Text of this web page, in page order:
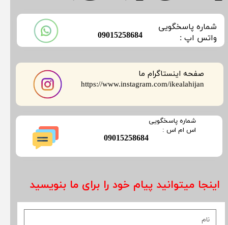
صفحه اینستاگرام ما
​​​​​​​https://www.instagram.com/ikealahijan
​شماره پاسخگویی
​​​​​واتس اپ :
​09015258684
اینجا میتوانید پیام خود را برای ما بنویسید
​09015258684
​شماره پاسخگویی
​​​​​اس ام اس :